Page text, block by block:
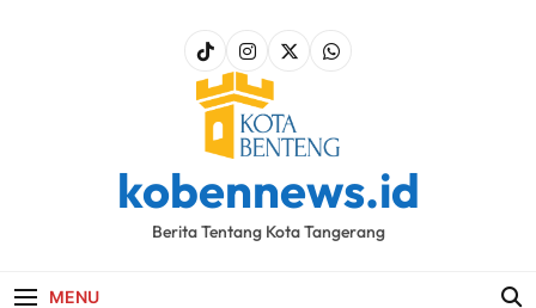
kobennews.id
Berita Tentang Kota Tangerang
MENU